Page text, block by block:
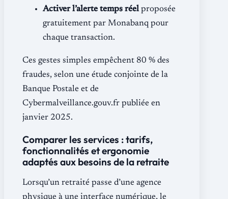
Activer l’alerte temps réelproposée
gratuitement par Monabanq pour
chaque transaction.
Ces gestes simples empêchent 80 % des
fraudes, selon une étude conjointe de la
Banque Postale et de
Cybermalveillance.gouv.fr publiée en
janvier 2025.
Comparer les services : tarifs,
fonctionnalités et ergonomie
adaptés aux besoins de la retraite
Lorsqu’un retraité passe d’une agence
physique à une interface numérique, le